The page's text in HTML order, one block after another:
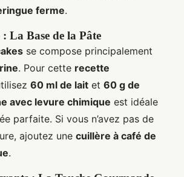
ferme.
La Base de la Pâte
se compose principalement
. Pour cette recette
60 ml de lait et 60 g de
avec levure chimique est idéale
parfaite. Si vous n’avez pas de
ajoutez une cuillère à café de
.